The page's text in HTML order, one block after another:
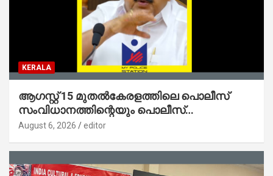
KERALA
ആഗസ്റ്റ് 15 മുതല്‍കേരളത്തിലെ പൊലീസ്
സംവിധാനത്തിന്റെയും പൊലീസ്
സ്റ്റേഷനുകളുടെയും മുഖഛായ മാറുകയാണ് :
August 6, 2026 editor